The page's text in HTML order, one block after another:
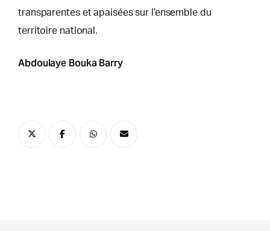
transparentes et apaisées sur l’ensemble du
territoire national.
Abdoulaye Bouka Barry